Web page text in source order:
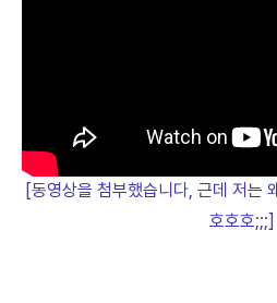
[동영상을 첨부했습니다, 근데 저는
호호호;;;]